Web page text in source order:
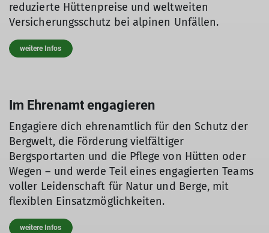
reduzierte Hüttenpreise und weltweiten
Versicherungsschutz bei alpinen Unfällen.
weitere Infos
Im Ehrenamt engagieren
Engagiere dich ehrenamtlich für den Schutz der
Bergwelt, die Förderung vielfältiger
Bergsportarten und die Pflege von Hütten oder
Wegen – und werde Teil eines engagierten Teams
voller Leidenschaft für Natur und Berge, mit
flexiblen Einsatzmöglichkeiten.
weitere Infos